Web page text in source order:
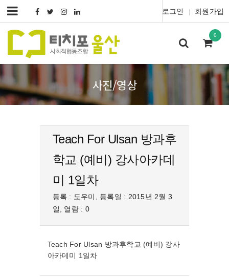
로그인 회원가입
0
사진/영상
Teach For Ulsan 방과후
학교 (예비) 강사아카데
미 1일차
등록 : 도우미, 등록일 : 2015년 2월 3
일, 열람 : 0
Teach For Ulsan 방과후학교 (예비) 강사
아카데미 1일차